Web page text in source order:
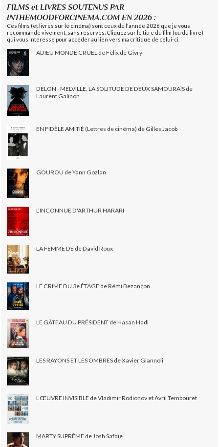
FILMS et LIVRES SOUTENUS PAR
INTHEMOODFORCINEMA.COM EN 2026 :
Ces films (et livres sur le cinéma) sont ceux de l'année 2026 que je vous
recommande vivement, sans réserves. Cliquez sur le titre du film (ou du livre)
qui vous intéresse pour accéder au lien vers ma critique de celui-ci.
ADIEU MONDE CRUEL de Félix de Givry
DELON - MELVILLE, LA SOLITUDE DE DEUX SAMOURAÏS de
Laurent Galinon
EN FIDÈLE AMITIÉ (Lettres de cinéma) de Gilles Jacob
GOUROU de Yann Gozlan
L'INCONNUE D'ARTHUR HARARI
LA FEMME DE de David Roux
LE CRIME DU 3e ÉTAGE de Rémi Bezançon
LE GÂTEAU DU PRÉSIDENT de Hasan Hadi
LES RAYONS ET LES OMBRES de Xavier Giannoli
L’ŒUVRE INVISIBLE de Vladimir Rodionov et Avril Tembouret
MARTY SUPRÊME de Josh Safdie